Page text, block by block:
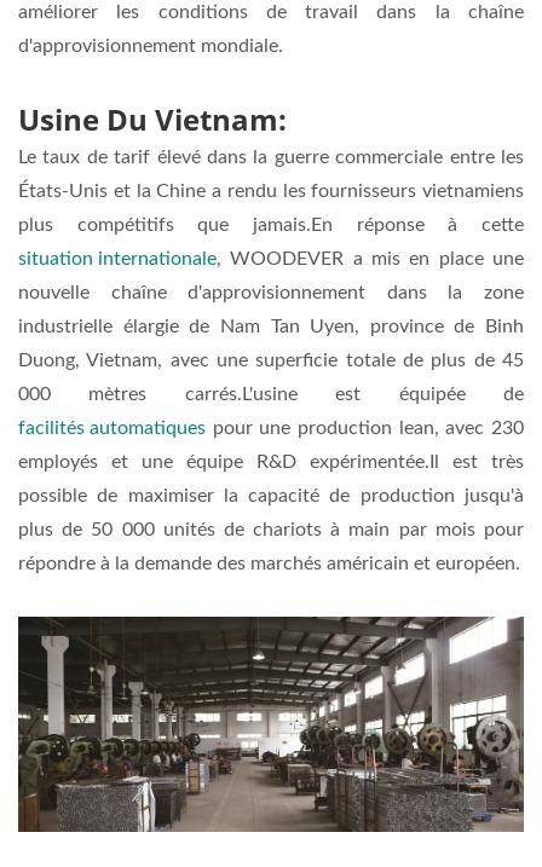
améliorer les conditions de travail dans la chaîne
d'approvisionnement mondiale.
Usine Du Vietnam:
Le taux de tarif élevé dans la guerre commerciale entre les
États-Unis et la Chine a rendu les fournisseurs vietnamiens
plus compétitifs que jamais.En réponse à cette
situation internationale, WOODEVER a mis en place une
nouvelle chaîne d'approvisionnement dans la zone
industrielle élargie de Nam Tan Uyen, province de Binh
Duong, Vietnam, avec une superficie totale de plus de 45
000 mètres carrés.L'usine est équipée de
facilités automatiques pour une production lean, avec 230
employés et une équipe R&D expérimentée.Il est très
possible de maximiser la capacité de production jusqu'à
plus de 50 000 unités de chariots à main par mois pour
répondre à la demande des marchés américain et européen.